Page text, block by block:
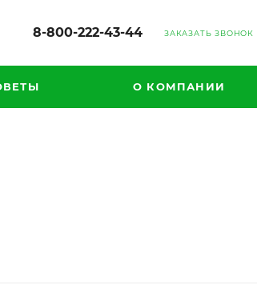
8-800-222-43-44 ЗАКАЗАТЬ ЗВОНОК
О КОМПАНИИ